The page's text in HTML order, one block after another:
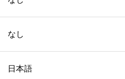
なし
日本語